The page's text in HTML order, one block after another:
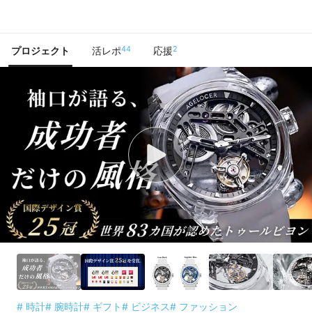
プロジェクト 活レポ44 応援2
# 時計# 腕時計# ギフト# ビジネス# ファッション